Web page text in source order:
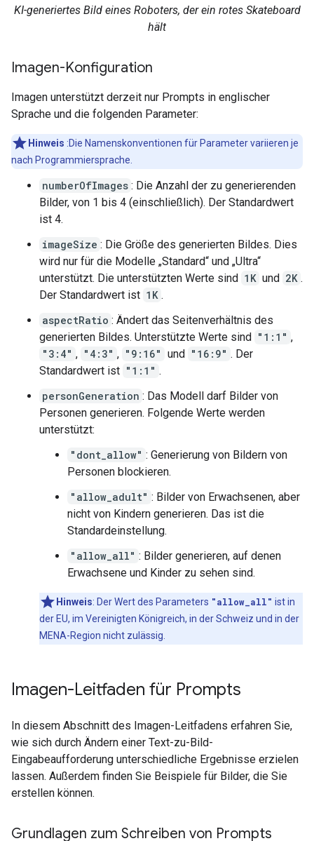
KI-generiertes Bild eines Roboters, der ein rotes Skateboard
hält
Imagen-Konfiguration
Imagen unterstützt derzeit nur Prompts in englischer
Sprache und die folgenden Parameter:
Hinweis :Die Namenskonventionen für Parameter variieren je
nach Programmiersprache.
numberOfImages : Die Anzahl der zu generierenden
Bilder, von 1 bis 4 (einschließlich). Der Standardwert
ist 4.
imageSize : Die Größe des generierten Bildes. Dies
wird nur für die Modelle „Standard“ und „Ultra“
unterstützt. Die unterstützten Werte sind 1K und 2K .
Der Standardwert ist 1K .
aspectRatio : Ändert das Seitenverhältnis des
generierten Bildes. Unterstützte Werte sind "1:1" ,
"3:4" , "4:3" , "9:16" und "16:9" . Der
Standardwert ist "1:1" .
personGeneration : Das Modell darf Bilder von
Personen generieren. Folgende Werte werden
unterstützt:
"dont_allow" : Generierung von Bildern von
Personen blockieren.
"allow_adult" : Bilder von Erwachsenen, aber
nicht von Kindern generieren. Das ist die
Standardeinstellung.
"allow_all" : Bilder generieren, auf denen
Erwachsene und Kinder zu sehen sind.
Hinweis: Der Wert des Parameters "allow_all" ist in
der EU, im Vereinigten Königreich, in der Schweiz und in der
MENA-Region nicht zulässig.
Imagen-Leitfaden für Prompts
In diesem Abschnitt des Imagen-Leitfadens erfahren Sie,
wie sich durch Ändern einer Text-zu-Bild-
Eingabeaufforderung unterschiedliche Ergebnisse erzielen
lassen. Außerdem finden Sie Beispiele für Bilder, die Sie
erstellen können.
Grundlagen zum Schreiben von Prompts